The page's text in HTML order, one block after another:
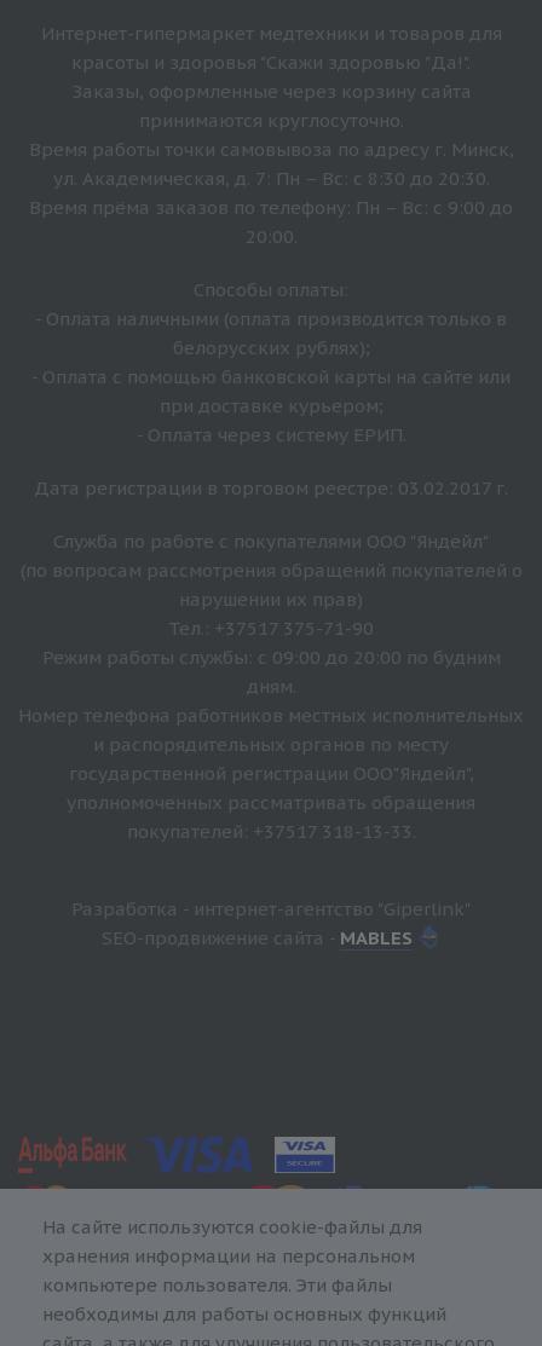
Интернет-гипермаркет медтехники и товаров для
красоты и здоровья "Скажи здоровью "Да!".
Заказы, оформленные через корзину сайта
принимаются круглосуточно.
Время работы точки самовывоза по адресу г. Минск,
ул. Академическая, д. 7: Пн – Вс: с 8:30 до 20:30.
Время прёма заказов по телефону: Пн – Вс: с 9:00 до
20:00.
Способы оплаты:
- Оплата наличными (оплата производится только в
белорусских рублях);
- Оплата с помощью банковской карты на сайте или
при доставке курьером;
- Оплата через систему ЕРИП.
Дата регистрации в торговом реестре: 03.02.2017 г.
Служба по работе с покупателями ООО "Яндейл"
(по вопросам рассмотрения обращений покупателей о
нарушении их прав)
Тел.: +37517 375-71-90
Режим работы службы: с 09:00 до 20:00 по будним
дням.
Номер телефона работников местных исполнительных
и распорядительных органов по месту
государственной регистрации ООО"Яндейл",
уполномоченных рассматривать обращения
покупателей: +37517 318-13-33.
Разработка - интернет-агентство "Giperlink"
SEO-продвижение сайта - MABLES
На сайте используются cookie-файлы для
хранения информации на персональном
компьютере пользователя. Эти файлы
необходимы для работы основных функций